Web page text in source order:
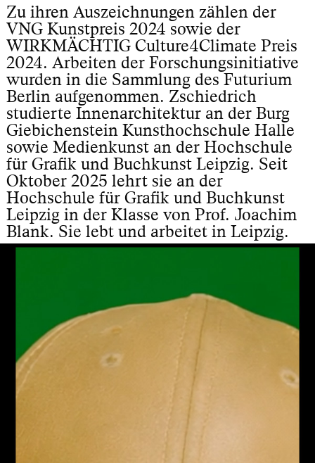
Zu ihren Auszeichnungen zählen der
VNG Kunstpreis 2024 sowie der
WIRKMÄCHTIG Culture4Climate Preis
2024. Arbeiten der Forschungsinitiative
wurden in die Sammlung des Futurium
Berlin aufgenommen. Zschiedrich
studierte Innenarchitektur an der Burg
Giebichenstein Kunsthochschule Halle
sowie Medienkunst an der Hochschule
für Grafik und Buchkunst Leipzig. Seit
Oktober 2025 lehrt sie an der
Hochschule für Grafik und Buchkunst
Leipzig in der Klasse von Prof. Joachim
Blank. Sie lebt und arbeitet in Leipzig.